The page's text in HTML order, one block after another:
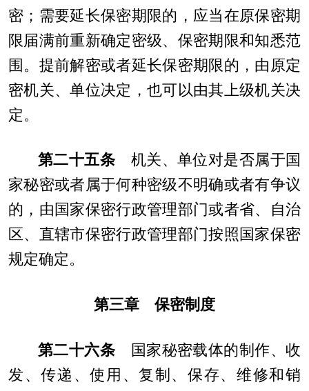
密；需要延长保密期限的，应当在原保密期
限届满前重新确定密级、保密期限和知悉范
围。提前解密或者延长保密期限的，由原定
密机关、单位决定，也可以由其上级机关决
定。
第二十五条 机关、单位对是否属于国
家秘密或者属于何种密级不明确或者有争议
的，由国家保密行政管理部门或者省、自治
区、直辖市保密行政管理部门按照国家保密
规定确定。
第三章 保密制度
第二十六条 国家秘密载体的制作、收
发、传递、使用、复制、保存、维修和销